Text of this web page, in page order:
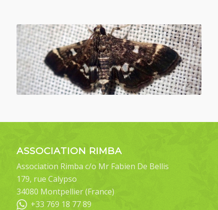
ASSOCIATION RIMBA
Association Rimba c/o Mr Fabien De Bellis
179, rue Calypso
34080 Montpellier (France)
+33 769 18 77 89